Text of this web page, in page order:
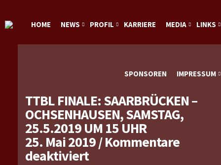
HOME NEWS PROFIL KARRIERE MEDIA LINKS
SPONSOREN IMPRESSUM
TTBL FINALE: SAARBRÜCKEN –
OCHSENHAUSEN, SAMSTAG,
25.5.2019 UM 15 UHR
25. Mai 2019/Kommentare
deaktiviertfür